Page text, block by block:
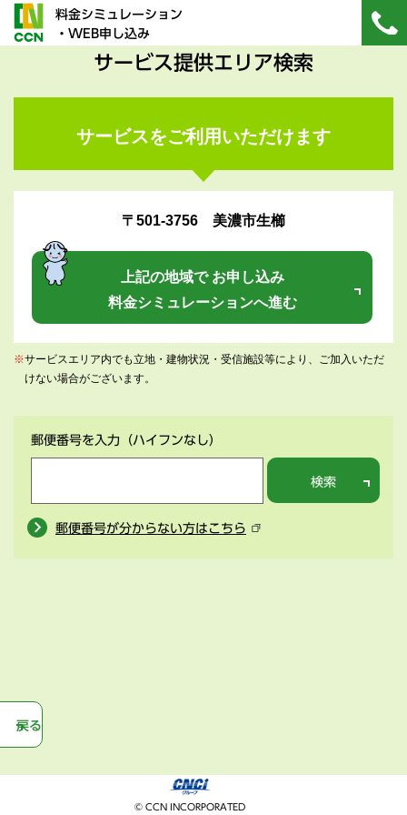
料金シミュレーション
・WEB申し込み
サービス提供エリア検索
サービスをご利用いただけます
〒501-3756 美濃市生櫛
上記の地域で お申し込み
料金シミュレーションへ進む
※サービスエリア内でも立地・建物状況・受信施設等により、ご加入いただ
けない場合がございます。
郵便番号を入力 （ハイフンなし）
検索
郵便番号が分からない方はこちら
戻る
© CCN INCORPORATED